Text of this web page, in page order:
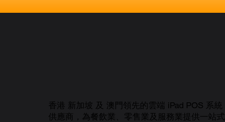
香港 新加坡 及 澳門領先的雲端 iPad POS 系統
供應商，為餐飲業、零售業及服務業提供一站式